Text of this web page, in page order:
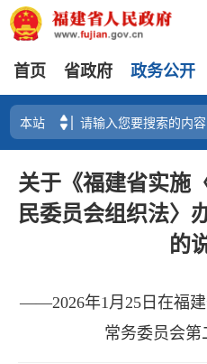
首页 省政府 政务公开
关于《福建省实施
民委员会组织法〉
的
——2026年1月25日在福
常务委员会第